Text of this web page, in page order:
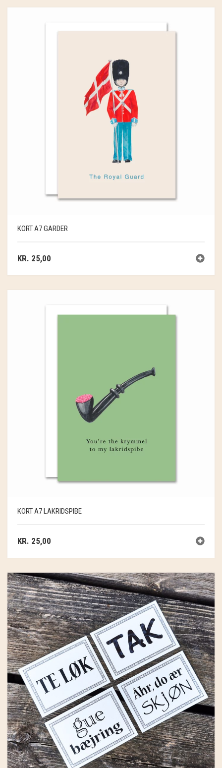
KORT A7 GARDER
KR. 25,00
KORT A7 LAKRIDSPIBE
KR. 25,00